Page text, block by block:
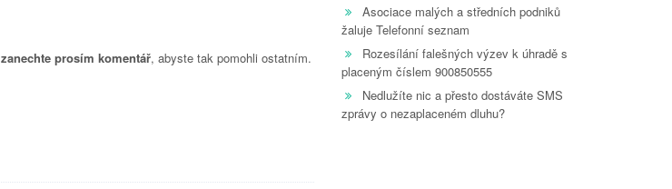
zanechte prosím komentář, abyste tak pomohli ostatním.
Asociace malých a středních podniků
žaluje Telefonní seznam
Rozesílání falešných výzev k úhradě s
placeným číslem 900850555
Nedlužíte nic a přesto dostáváte SMS
zprávy o nezaplaceném dluhu?